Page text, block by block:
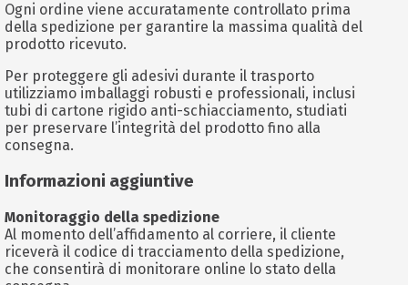
Ogni ordine viene accuratamente controllato prima
della spedizione per garantire la massima qualità del
prodotto ricevuto.
Per proteggere gli adesivi durante il trasporto
utilizziamo imballaggi robusti e professionali, inclusi
tubi di cartone rigido anti-schiacciamento, studiati
per preservare l’integrità del prodotto fino alla
consegna.
Informazioni aggiuntive
Monitoraggio della spedizione
Al momento dell’affidamento al corriere, il cliente
riceverà il codice di tracciamento della spedizione,
che consentirà di monitorare online lo stato della